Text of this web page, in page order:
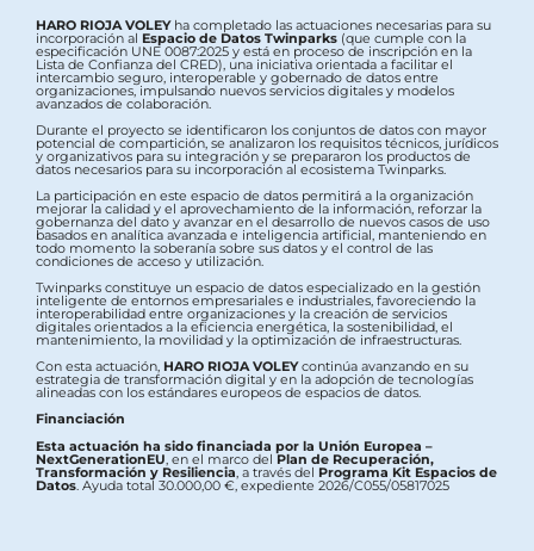
HARO RIOJA VOLEYha completado las actuaciones necesarias para su
incorporación al Espacio de Datos Twinparks (que cumple con la
especificación UNE 0087:2025 y está en proceso de inscripción en la
Lista de Confianza del CRED), una iniciativa orientada a facilitar el
intercambio seguro, interoperable y gobernado de datos entre
organizaciones, impulsando nuevos servicios digitales y modelos
avanzados de colaboración.
Durante el proyecto se identificaron los conjuntos de datos con mayor
potencial de compartición, se analizaron los requisitos técnicos, jurídicos
y organizativos para su integración y se prepararon los productos de
datos necesarios para su incorporación al ecosistema Twinparks.
La participación en este espacio de datos permitirá a la organización
mejorar la calidad y el aprovechamiento de la información, reforzar la
gobernanza del dato y avanzar en el desarrollo de nuevos casos de uso
basados en analítica avanzada e inteligencia artificial, manteniendo en
todo momento la soberanía sobre sus datos y el control de las
condiciones de acceso y utilización.
Twinparks constituye un espacio de datos especializado en la gestión
inteligente de entornos empresariales e industriales, favoreciendo la
interoperabilidad entre organizaciones y la creación de servicios
digitales orientados a la eficiencia energética, la sostenibilidad, el
mantenimiento, la movilidad y la optimización de infraestructuras.
Con esta actuación, HARO RIOJA VOLEYcontinúa avanzando en su
estrategia de transformación digital y en la adopción de tecnologías
alineadas con los estándares europeos de espacios de datos.
Financiación
Esta actuación ha sido financiada por la Unión Europea –
NextGenerationEU , en el marco delPlan de Recuperación,
Transformación y Resiliencia , a través del Programa Kit Espacios de
Datos . Ayuda total 30.000,00 €, expediente 2026/C055/05817025